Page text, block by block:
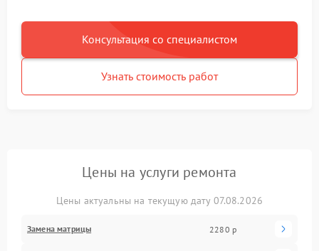
Консультация со специалистом
Узнать стоимость работ
Цены на услуги ремонта
Цены актуальны на текущую дату 07.08.2026
Замена матрицы 2280 р